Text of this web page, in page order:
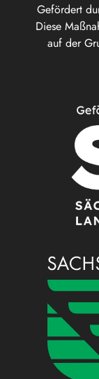
Gefördert
Diese
auf der